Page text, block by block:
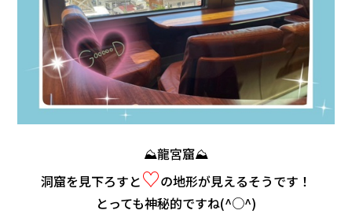
⛰龍宮窟⛰
洞窟を見下ろすと♡の地形が見えるそうです！
とっても神秘的ですね(^○^)